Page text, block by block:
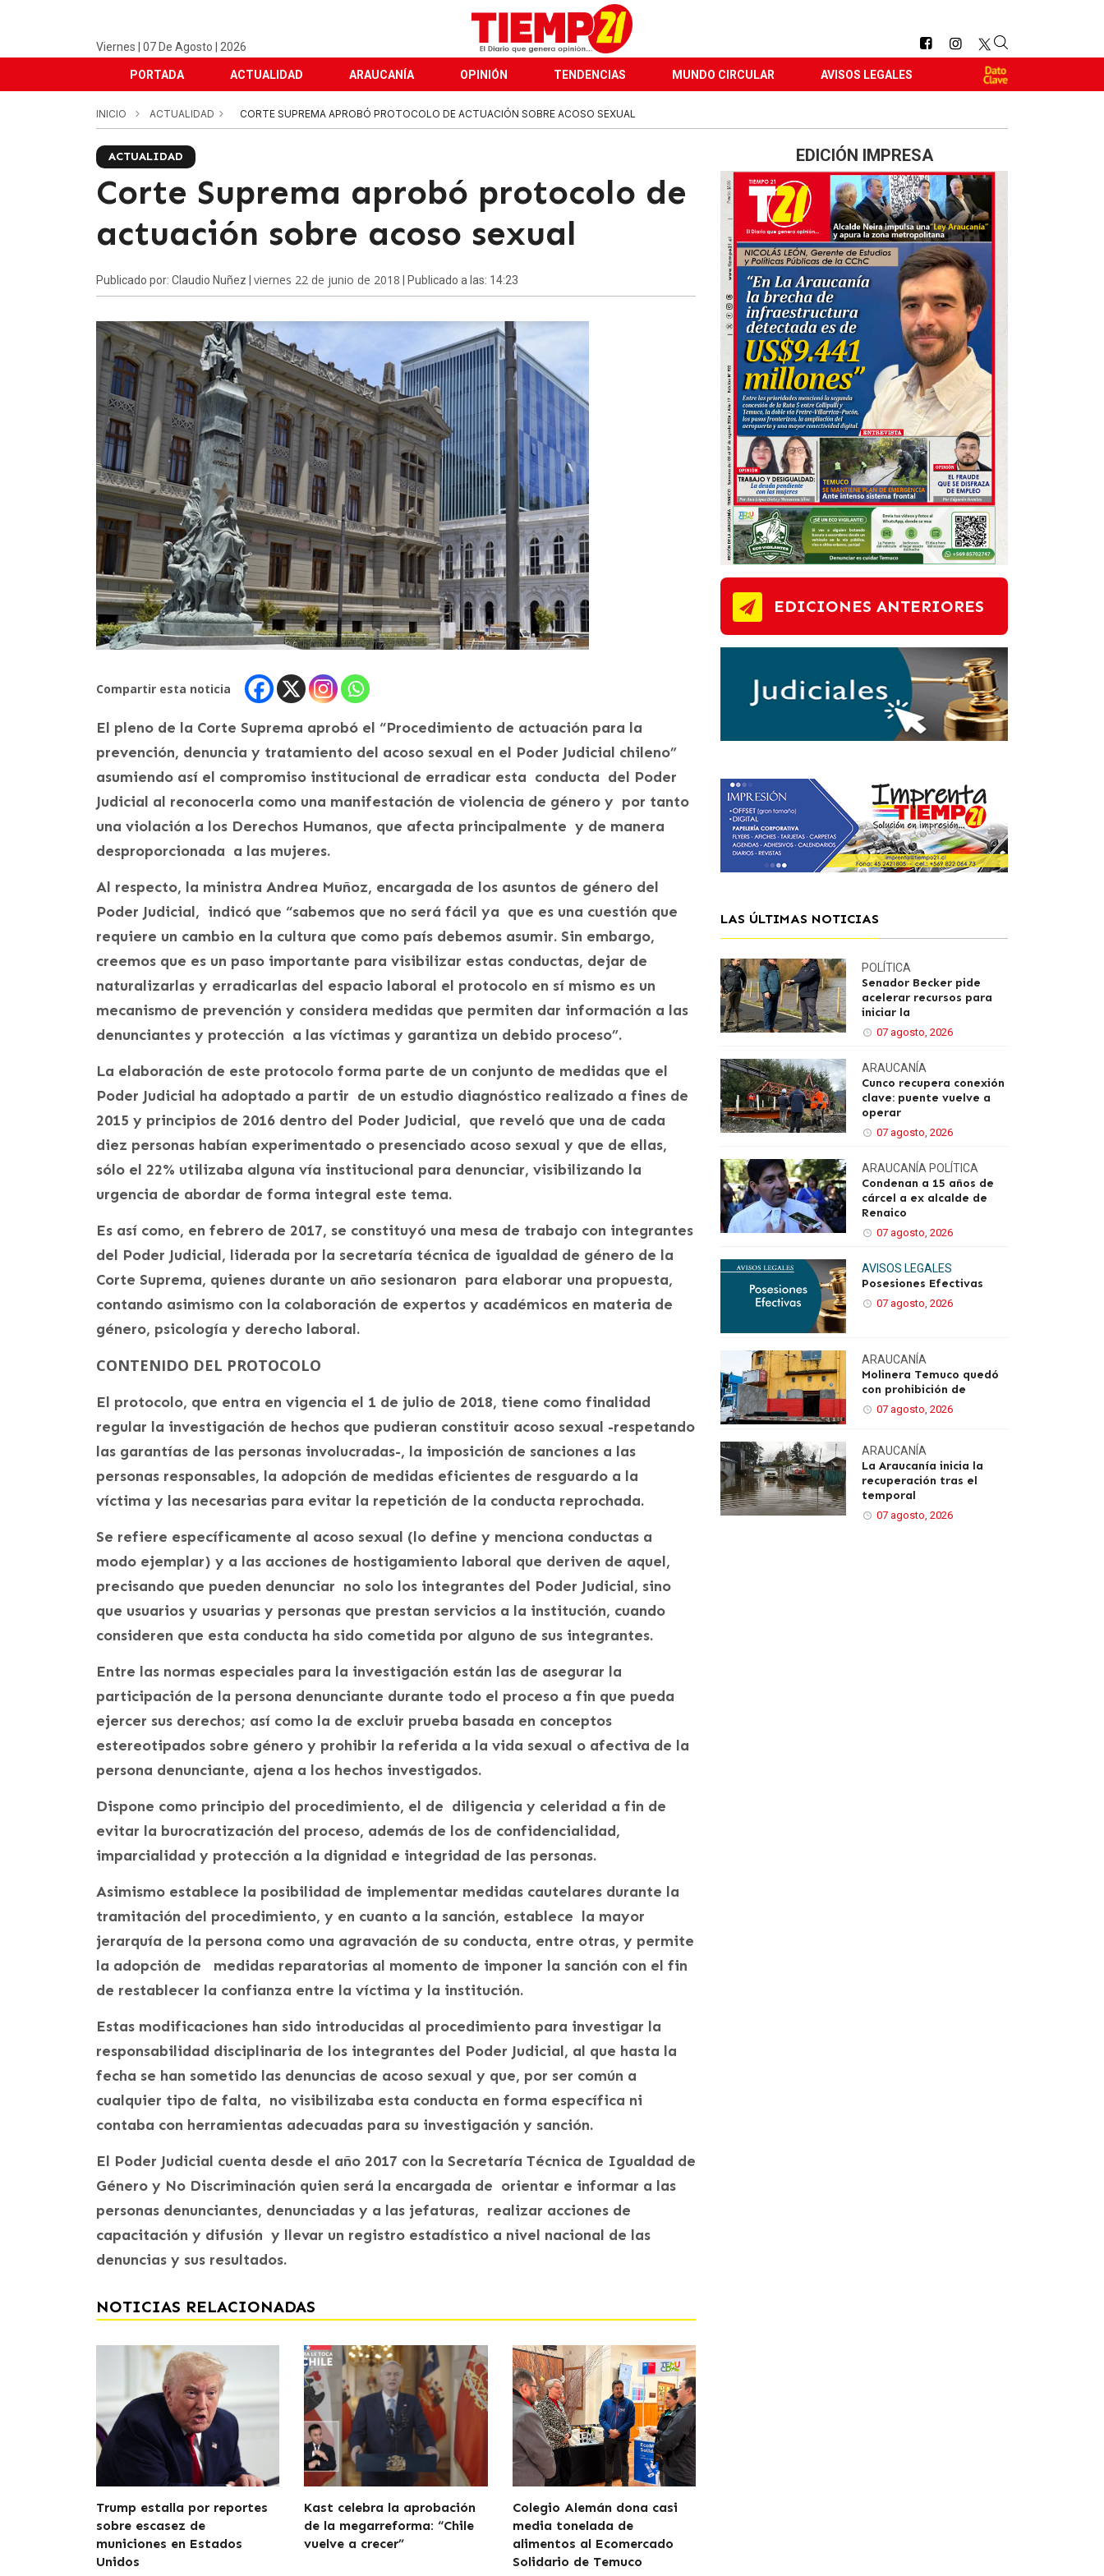
Viernes | 07 De Agosto | 2026
PORTADA ACTUALIDAD ARAUCANÍA OPINIÓN TENDENCIAS MUNDO CIRCULAR AVISOS LEGALES
INICIO ACTUALIDAD CORTE SUPREMA APROBÓ PROTOCOLO DE ACTUACIÓN SOBRE ACOSO SEXUAL
ACTUALIDAD
Corte Suprema aprobó protocolo de
actuación sobre acoso sexual
Publicado por: Claudio Nuñez | viernes 22 de junio de 2018 | Publicado a las: 14:23
Compartir esta noticia
El pleno de la Corte Suprema aprobó el “Procedimiento de actuación para la
prevención, denuncia y tratamiento del acoso sexual en el Poder Judicial chileno”
asumiendo así el compromiso institucional de erradicar esta conducta del Poder
Judicial al reconocerla como una manifestación de violencia de género y por tanto
una violación a los Derechos Humanos, que afecta principalmente y de manera
desproporcionada a las mujeres.
Al respecto, la ministra Andrea Muñoz, encargada de los asuntos de género del
Poder Judicial, indicó que “sabemos que no será fácil ya que es una cuestión que
requiere un cambio en la cultura que como país debemos asumir. Sin embargo,
creemos que es un paso importante para visibilizar estas conductas, dejar de
naturalizarlas y erradicarlas del espacio laboral el protocolo en sí mismo es un
mecanismo de prevención y considera medidas que permiten dar información a las
denunciantes y protección a las víctimas y garantiza un debido proceso”.
La elaboración de este protocolo forma parte de un conjunto de medidas que el
Poder Judicial ha adoptado a partir de un estudio diagnóstico realizado a fines de
2015 y principios de 2016 dentro del Poder Judicial, que reveló que una de cada
diez personas habían experimentado o presenciado acoso sexual y que de ellas,
sólo el 22% utilizaba alguna vía institucional para denunciar, visibilizando la
urgencia de abordar de forma integral este tema.
Es así como, en febrero de 2017, se constituyó una mesa de trabajo con integrantes
del Poder Judicial, liderada por la secretaría técnica de igualdad de género de la
Corte Suprema, quienes durante un año sesionaron para elaborar una propuesta,
contando asimismo con la colaboración de expertos y académicos en materia de
género, psicología y derecho laboral.
CONTENIDO DEL PROTOCOLO
El protocolo, que entra en vigencia el 1 de julio de 2018, tiene como finalidad
regular la investigación de hechos que pudieran constituir acoso sexual -respetando
las garantías de las personas involucradas-, la imposición de sanciones a las
personas responsables, la adopción de medidas eficientes de resguardo a la
víctima y las necesarias para evitar la repetición de la conducta reprochada.
Se refiere específicamente al acoso sexual (lo define y menciona conductas a
modo ejemplar) y a las acciones de hostigamiento laboral que deriven de aquel,
precisando que pueden denunciar no solo los integrantes del Poder Judicial, sino
que usuarios y usuarias y personas que prestan servicios a la institución, cuando
consideren que esta conducta ha sido cometida por alguno de sus integrantes.
Entre las normas especiales para la investigación están las de asegurar la
participación de la persona denunciante durante todo el proceso a fin que pueda
ejercer sus derechos; así como la de excluir prueba basada en conceptos
estereotipados sobre género y prohibir la referida a la vida sexual o afectiva de la
persona denunciante, ajena a los hechos investigados.
Dispone como principio del procedimiento, el de diligencia y celeridad a fin de
evitar la burocratización del proceso, además de los de confidencialidad,
imparcialidad y protección a la dignidad e integridad de las personas.
Asimismo establece la posibilidad de implementar medidas cautelares durante la
tramitación del procedimiento, y en cuanto a la sanción, establece la mayor
jerarquía de la persona como una agravación de su conducta, entre otras, y permite
la adopción de medidas reparatorias al momento de imponer la sanción con el fin
de restablecer la confianza entre la víctima y la institución.
Estas modificaciones han sido introducidas al procedimiento para investigar la
responsabilidad disciplinaria de los integrantes del Poder Judicial, al que hasta la
fecha se han sometido las denuncias de acoso sexual y que, por ser común a
cualquier tipo de falta, no visibilizaba esta conducta en forma específica ni
contaba con herramientas adecuadas para su investigación y sanción.
El Poder Judicial cuenta desde el año 2017 con la Secretaría Técnica de Igualdad de
Género y No Discriminación quien será la encargada de orientar e informar a las
personas denunciantes, denunciadas y a las jefaturas, realizar acciones de
capacitación y difusión y llevar un registro estadístico a nivel nacional de las
denuncias y sus resultados.
NOTICIAS RELACIONADAS
Trump estalla por reportes
sobre escasez de
municiones en Estados
Unidos
Kast celebra la aprobación
de la megarreforma: “Chile
vuelve a crecer”
Colegio Alemán dona casi
media tonelada de
alimentos al Ecomercado
Solidario de Temuco
EDICIÓN IMPRESA
EDICIONES ANTERIORES
LAS ÚLTIMAS NOTICIAS
POLÍTICA
Senador Becker pide
acelerar recursos para
iniciar la
07 agosto, 2026
ARAUCANÍA
Cunco recupera conexión
clave: puente vuelve a
operar
07 agosto, 2026
ARAUCANÍA POLÍTICA
Condenan a 15 años de
cárcel a ex alcalde de
Renaico
07 agosto, 2026
AVISOS LEGALES
Posesiones Efectivas
07 agosto, 2026
ARAUCANÍA
Molinera Temuco quedó
con prohibición de
07 agosto, 2026
ARAUCANÍA
La Araucanía inicia la
recuperación tras el
temporal
07 agosto, 2026